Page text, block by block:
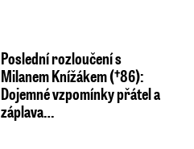
Poslední rozloučení s
Milanem Knížákem (†86):
Dojemné vzpomínky přátel a
záplava…